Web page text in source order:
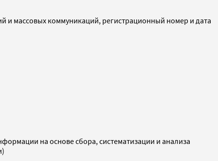
и массовых коммуникаций, регистрационный номер и дата
на основе сбора, систематизации и анализа